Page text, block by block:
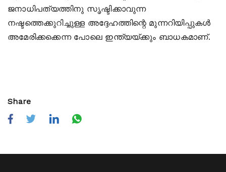
ജനാധിപത്യത്തിനു സൃഷ്ടിക്കാവുന്ന
നഷ്ടത്തെക്കുറിച്ചുള്ള അദ്ദേഹത്തിന്റെ മുന്നറിയിപ്പുകള്‍
അമേരിക്കക്കെന്ന പോലെ ഇന്ത്യയ്ക്കും ബാധകമാണ്.
Share